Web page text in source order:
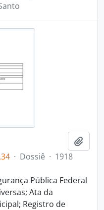
· Dossiê · 1918
Pública Federal
Ata da
Registro de